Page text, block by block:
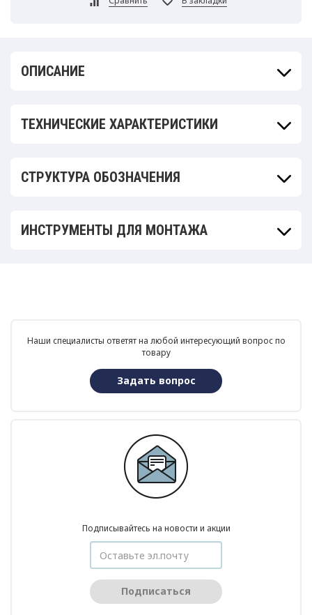
ОПИСАНИЕ
ТЕХНИЧЕСКИЕ ХАРАКТЕРИСТИКИ
СТРУКТУРА ОБОЗНАЧЕНИЯ
ИНСТРУМЕНТЫ ДЛЯ МОНТАЖА
Наши специалисты ответят на любой интересующий вопрос по
товару
Задать вопрос
Подписывайтесь на новости и акции
Подписаться